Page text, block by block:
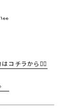
👀
コチラから💁‍♂️